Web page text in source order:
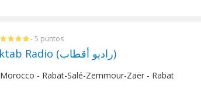
- 5 puntos
Aktab Radio (راديو أقطاب)
Morocco - Rabat-Salé-Zemmour-Zaër - Rabat